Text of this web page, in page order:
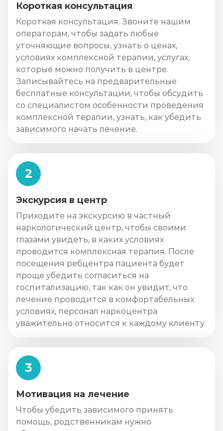
Короткая консультация
Короткая консультация. Звоните нашим
операторам, чтобы задать любые
уточняющие вопросы, узнать о ценах,
условиях комплексной терапии, услугах,
которые можно получить в центре.
Записывайтесь на предварительные
бесплатные консультации, чтобы обсудить
со специалистом особенности проведения
комплексной терапии, узнать, как убедить
зависимого начать лечение.
2
Экскурсия в центр
Приходите на экскурсию в частный
наркологический центр, чтобы своими
глазами увидеть, в каких условиях
проводится комплексная терапия. После
посещения ребцентра пациента будет
проще убедить согласиться на
госпитализацию, так как он увидит, что
лечение проводится в комфортабельных
условиях, персонал наркоцентра
уважительно относится к каждому клиенту.
3
Мотивация на лечение
Чтобы убедить зависимого принять
помощь, родственникам нужно